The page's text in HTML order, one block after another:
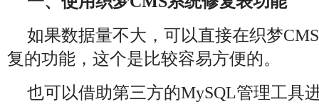
如果数据量不大，可以直接在织梦
复的功能，这个是比较容易方便的。
也可以借助第三方的MySQL管理工具